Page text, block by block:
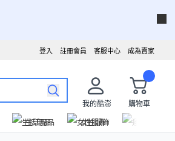
成為賣家
客服中心
註冊會員
登入
我的酷澎
購物車
生活用品 女性服飾